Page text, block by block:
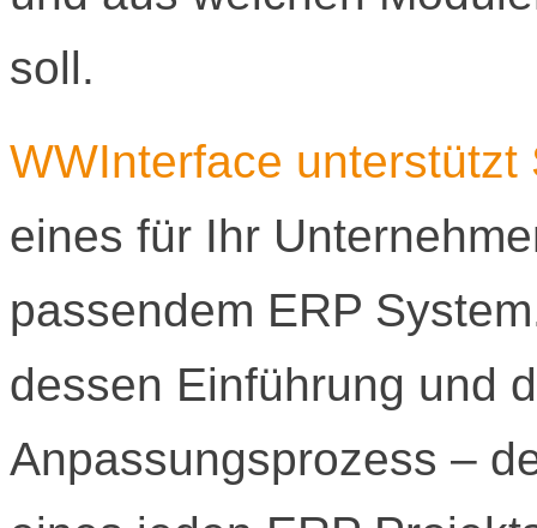
soll.
WWInterface
eines für Ihr
passendem ERP
dessen Einführung und
Anpassungsprozess –